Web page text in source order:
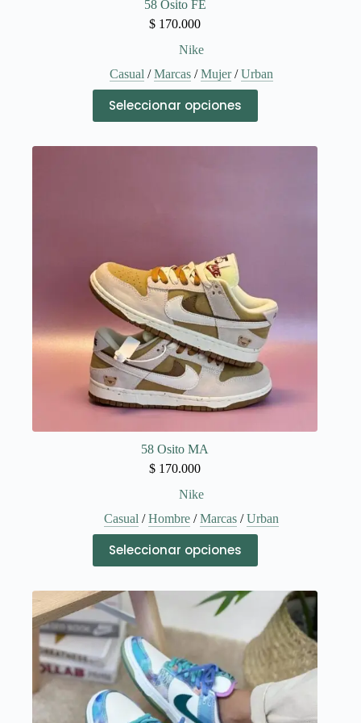
58 Osito FE
$ 170.000
Nike
Casual /Marcas/Mujer/Urban
Seleccionar opciones
producto
tiene
página
de
producto
58 Osito MA
$ 170.000
Nike
Casual /Hombre/Marcas/Urban
Seleccionar opciones
producto
tiene
variantes.
opciones
pueden
elegir
en
la
página